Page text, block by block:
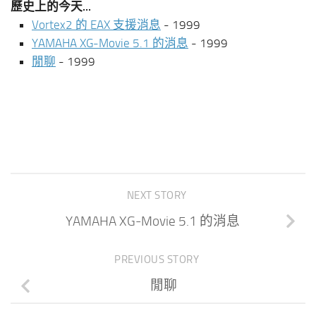
歷史上的今天...
Vortex2 的 EAX 支援消息 - 1999
YAMAHA XG-Movie 5.1 的消息 - 1999
閒聊 - 1999
NEXT STORY
YAMAHA XG-Movie 5.1 的消息
PREVIOUS STORY
閒聊